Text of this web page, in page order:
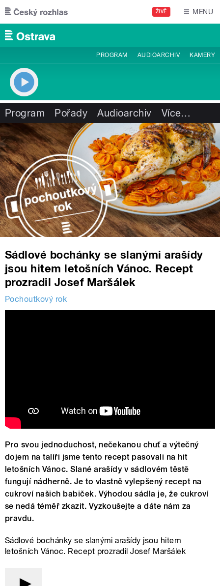
Přejít k hlavnímu obsahu
ŽIVĚ MENU
PROGRAM AUDIOARCHIV KAMERY
Program Pořady Audioarchiv Více…
Sádlové bochánky se slanými arašídy
jsou hitem letošních Vánoc. Recept
prozradil Josef Maršálek
Pochoutkový rok
Pro svou jednoduchost, nečekanou chuť a výtečný
dojem na talíři jsme tento recept pasovali na hit
letošních Vánoc. Slané arašídy v sádlovém těstě
fungují nádherně. Je to vlastně vylepšený recept na
cukroví našich babiček. Výhodou sádla je, že cukroví
se nedá téměř zkazit. Vyzkoušejte a dáte nám za
pravdu.
Sádlové bochánky se slanými arašídy jsou hitem
letošních Vánoc. Recept prozradil Josef Maršálek